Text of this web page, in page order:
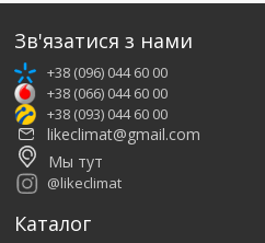
Зв'язатися з нами
+38 (096) 044 60 00
+38 (066) 044 60 00
+38 (093) 044 60 00
likeclimat@gmail.com
Мы тут
@likeclimat
Каталог